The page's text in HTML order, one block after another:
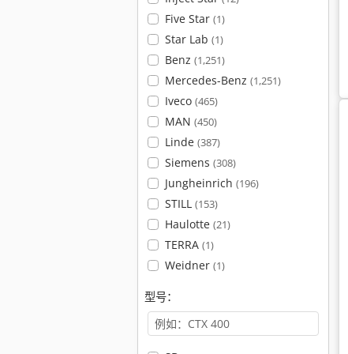
Five Star (1)
Star Lab (1)
Benz (1,251)
Mercedes-Benz (1,251)
Iveco (465)
MAN (450)
Linde (387)
Siemens (308)
Jungheinrich (196)
STILL (153)
Haulotte (21)
TERRA (1)
Weidner (1)
型号：